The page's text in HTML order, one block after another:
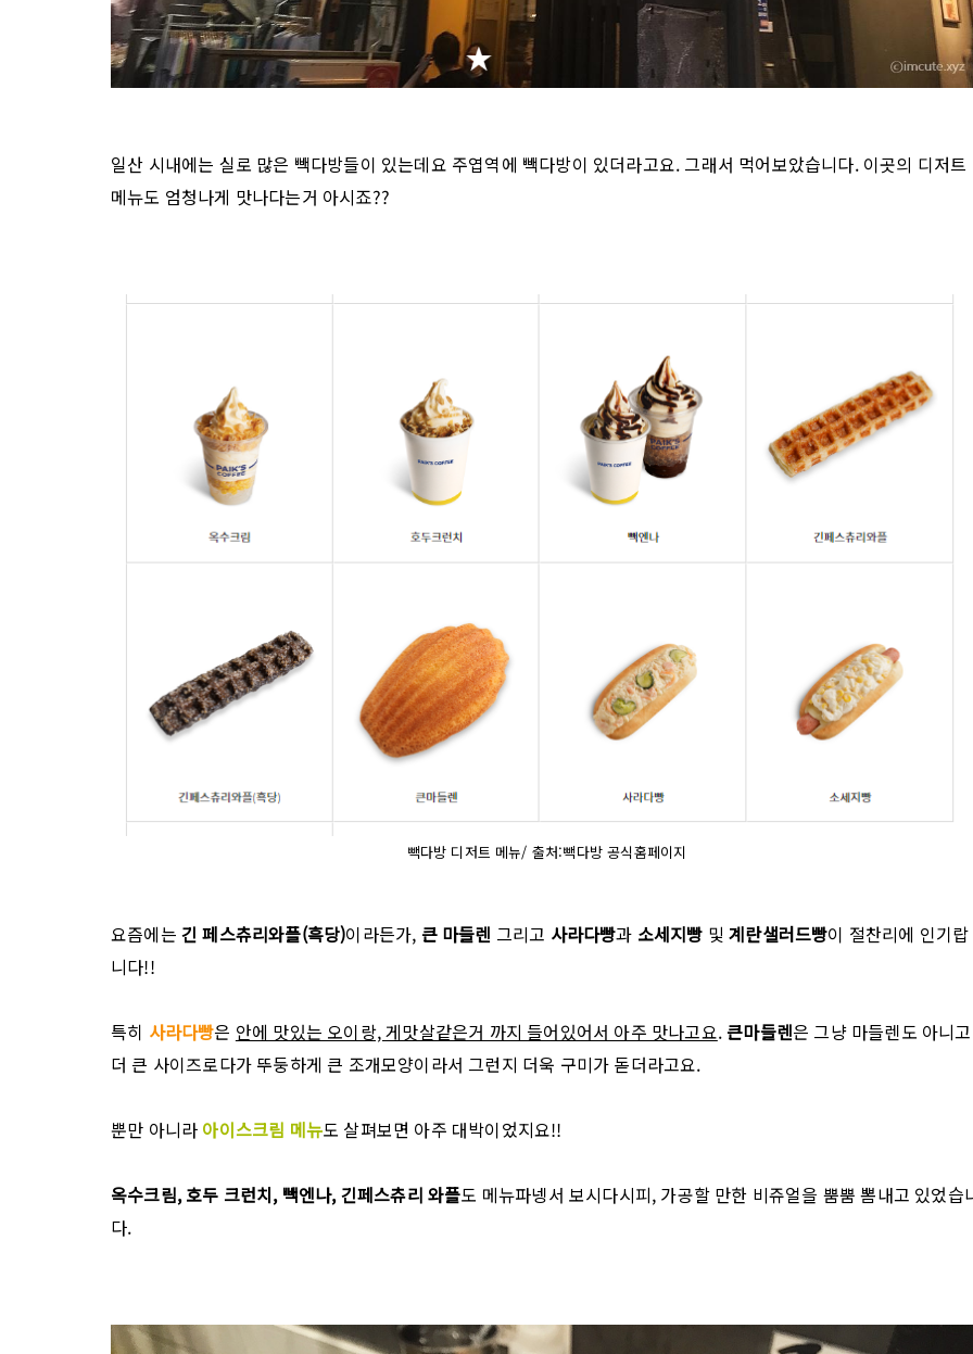
일산 시내에는 실로 많은 빽다방들이 있는데요 주엽역에 빽다방이 있더라고요. 그래서 먹어보았습니다. 이곳의 디저트
메뉴도 엄청나게 맛나다는거 아시죠??
빽다방 디저트 메뉴/ 출처:빽다방 공식홈페이지
요즘에는 긴 페스츄리와플(흑당)이라든가, 큰 마들렌 그리고 사라다빵과 소세지빵 및계란샐러드빵이 절찬리에 인기랍
니다!!
특히 사라다빵은 안에 맛있는 오이랑, 게맛살같은거 까지 들어있어서 아주 맛나고요.큰마들렌은 그냥 마들렌도 아니고
더 큰 사이즈로다가 뚜둥하게 큰 조개모양이라서 그런지 더욱 구미가 돋더라고요.
뿐만 아니라 아이스크림 메뉴도 살펴보면 아주 대박이었지요!!
옥수크림, 호두 크런치, 빽엔나, 긴페스츄리 와플도 메뉴파넹서 보시다시피, 가공할 만한 비쥬얼을 뿜뿜 뽐내고 있었습
다.